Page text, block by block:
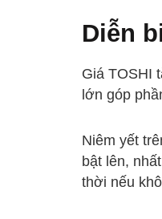
Diễn
Giá TOSHI
lớn góp
Niêm yết
bật lên,
thời nếu